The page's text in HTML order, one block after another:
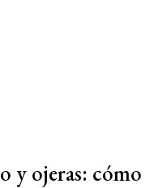
y ojeras: cómo